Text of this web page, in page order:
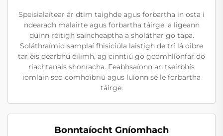
Speisialaítear ár dtim taighde agus forbartha in osta i
ndearadh malairte agus forbartha táirge, a ligeann
dúinn réitigh saincheaptha a sholáthar go tapa.
Soláthraímid samplaí fhisiciúla laistigh de trí lá oibre
tar éis dearbhú éilimh, ag cinntiú go gcomhlíonfar do
riachtanais shonracha. Feabhsaíonn an tseirbhís
iomláin seo comhoibriú agus luíonn sé le forbartha
táirge.
Bonntaíocht Gníomhach